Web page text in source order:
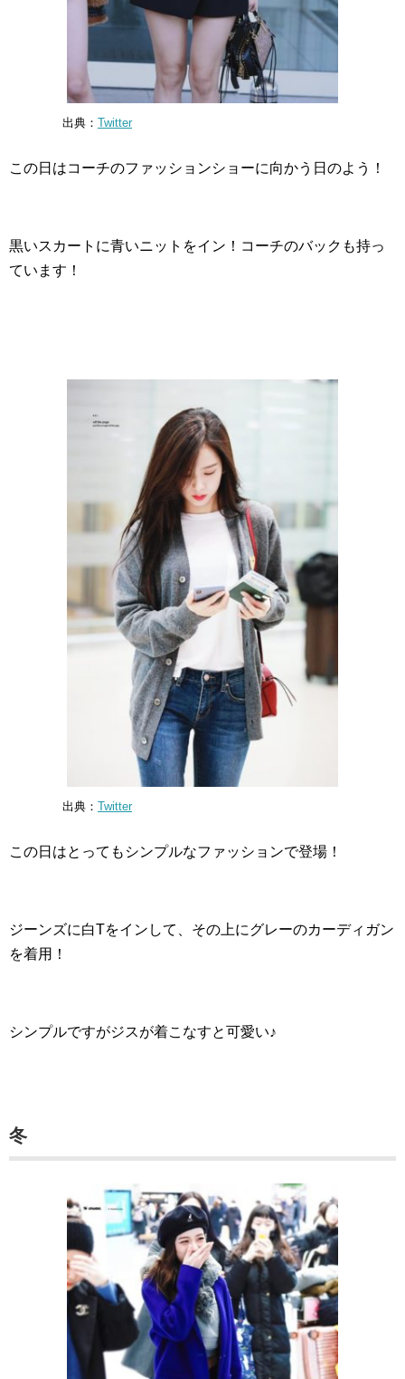
出典： Twitter
この日はコーチのファッションショーに向かう日のよう！
黒いスカートに青いニットをイン！コーチのバックも持っ
ています！
出典： Twitter
この日はとってもシンプルなファッションで登場！
ジーンズに白Tをインして、その上にグレーのカーディガン
を着用！
シンプルですがジスが着こなすと可愛い♪
冬